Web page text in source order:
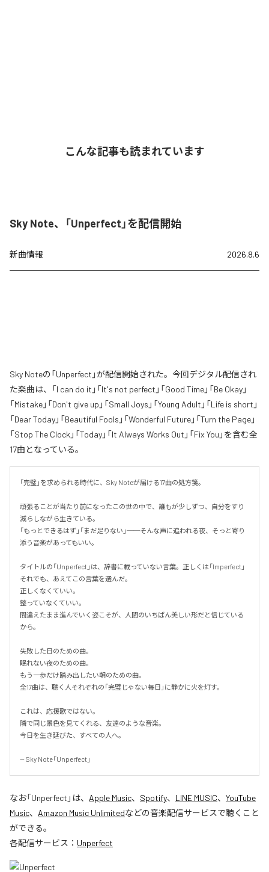
こんな記事も読まれています
Sky Note、「Unperfect」を配信開始
新曲情報 2026.8.6
Sky Noteの「Unperfect」が配信開始された。今回デジタル配信され
た楽曲は、「I can do it」「It's not perfect」「Good Time」「Be Okay」
「Mistake」「Don't give up」「Small Joys」「Young Adult」「Life is short」
「Dear Today」「Beautiful Fools」「Wonderful Future」「Turn the Page」
「Stop The Clock」「Today」「It Always Works Out」「Fix You」を含む全
17曲となっている。
「完璧」を求められる時代に、Sky Noteが届ける17曲の処方箋。
頑張ることが当たり前になったこの世の中で、誰もが少しずつ、自分をすり
減らしながら生きている。
「もっとできるはず」「まだ足りない」──そんな声に追われる夜、そっと寄り
添う音楽があってもいい。
タイトルの「Unperfect」は、辞書に載っていない言葉。正しくは「Imperfect」
それでも、あえてこの言葉を選んだ。
正しくなくていい。
整っていなくていい。
間違えたまま進んでいく姿こそが、人間のいちばん美しい形だと信じている
から。
失敗した日のための曲。
眠れない夜のための曲。
もう一歩だけ踏み出したい朝のための曲。
全17曲は、聴く人それぞれの「完璧じゃない毎日」に静かに火を灯す。
これは、応援歌ではない。
隣で同じ景色を見てくれる、友達のような音楽。
今日を生き延びた、すべての人へ。
-- Sky Note「Unperfect」
なお「Unperfect 」は、 Apple Music、 Spotify、 LINE MUSIC、 YouTube
Music、 Amazon Music Unlimitedなどの音楽配信サービスで聴くこと
ができる。
各配信サービス： Unperfect